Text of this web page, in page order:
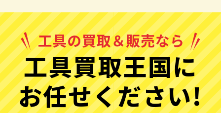
工具買取王国に
お任せください!